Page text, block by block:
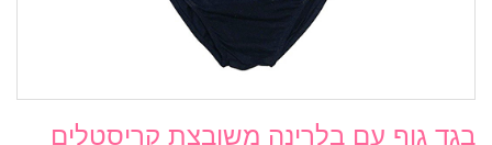
בגד גוף עם בלרינה משובצת קריסטלים